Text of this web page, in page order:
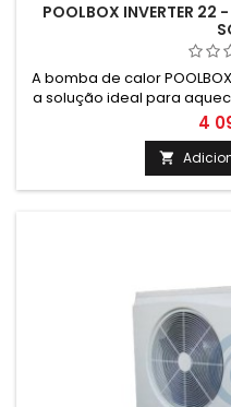
POOLBOX INVERTER 22
A bomba de calor POOLBOX
a solução ideal para
económica. Com
desempenho otimizado
Desfrute de água
4
